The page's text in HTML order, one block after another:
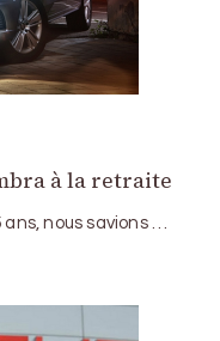
à la retraite
nous savions …